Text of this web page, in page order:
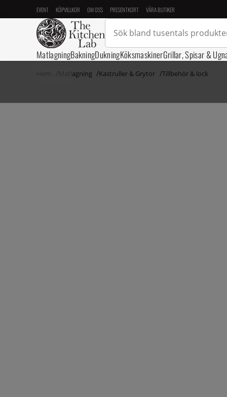
EVENT KÖPVILLKOR OM OSS PRESENTKORT VÅRA BUTIKER
MatlagningBakningDukningKöksmaskinerGrillar, Spisar &
Matlagning Kastruller & Grytor Tillbehör & lock